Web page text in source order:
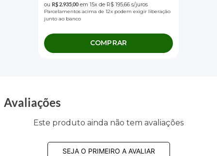
ou R$293500 em 15x de R$ 19566 s/juros
Parcelamentos acima de 12x podem exigir liberação
junto ao banco
COMPRAR
Avaliações
Este produto ainda não tem avaliações
SEJA O PRIMEIRO A AVALIAR